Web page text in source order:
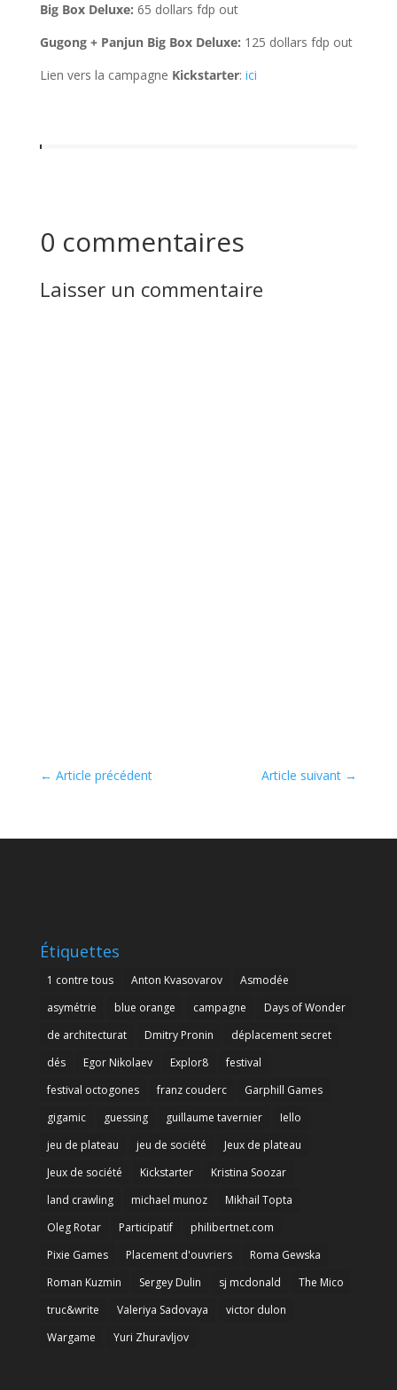
Big Box Deluxe: 65 dollars fdp out
Gugong + Panjun Big Box Deluxe: 125 dollars fdp out
Lien vers la campagne Kickstarter: ici
0 commentaires
Laisser un commentaire
← Article précédent Article suivant →
Étiquettes
1 contre tous Anton Kvasovarov
Asmodée
asymétrie
blue orange campagne
Days of Wonder
de architecturat
Dmitry Pronin
déplacement secret
dés
Egor Nikolaev Explor8
festival
festival octogones
franz couderc
Garphill Games
gigamic
guessing guillaume tavernier
Iello
jeu de plateau
jeu de société
Jeux de plateau
Jeux de société
Kickstarter
Kristina Soozar
land crawling
michael munoz
Mikhail Topta
Oleg Rotar
Participatif
philibertnet.com
Pixie Games
Placement d'ouvriers
Roma Gewska
Roman Kuzmin
Sergey Dulin sj mcdonald
The Mico
truc&write
Valeriya Sadovaya
victor dulon
Wargame
Yuri Zhuravljov